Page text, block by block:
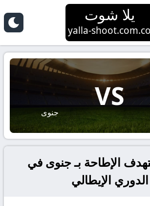
يلا شوت
yalla-shoot.com.co
VS
جنوى
الإطاحة بـ جنوى في
الإيطالي